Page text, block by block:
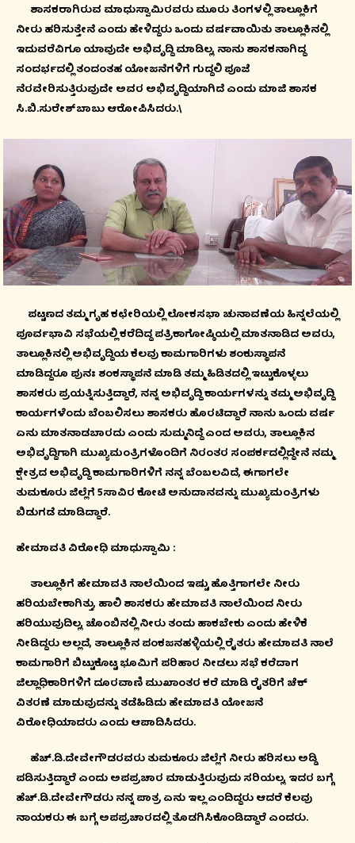
ಶಾಸಕರಾಗಿರುವ ಮಾಧುಸ್ವಾಮಿರವರು ಮೂರು ತಿಂಗಳಲ್ಲಿ ತಾಲ್ಲೂಕಿಗೆ
ನೀರು ಹರಿಸುತ್ತೇನೆ ಎಂದು ಹೇಳಿದ್ದರು ಒಂದು ವರ್ಷವಾಯಿತು ತಾಲ್ಲೂಕಿನಲ್ಲಿ
ಇದುವರೆವಿಗೂ ಯಾವುದೇ ಅಭಿವೃದ್ದಿ ಮಾಡಿಲ್ಲ, ನಾನು ಶಾಸಕನಾಗಿದ್ದ
ಸಂದರ್ಭದಲ್ಲಿ ತಂದಂತಹ ಯೋಜನೆಗಳಿಗೆ ಗುದ್ದಲಿ ಪೂಜೆ
ನೆರವೇರಿಸುತ್ತಿರುವುದೇ ಅವರ ಅಭಿವೃದ್ದಿಯಾಗಿದೆ ಎಂದು ಮಾಜಿ ಶಾಸಕ
ಸಿ.ಬಿ.ಸುರೇಶ್‍ಬಾಬು ಆರೋಪಿಸಿದರು.\
ಪಟ್ಟಣದ ತಮ್ಮ ಗೃಹ ಕಛೇರಿಯಲ್ಲಿ ಲೋಕಸಭಾ ಚುನಾವಣೆಯ ಹಿನ್ನಲೆಯಲ್ಲಿ
ಪೂರ್ವಭಾವಿ ಸಭೆಯಲ್ಲಿ ಕರೆದಿದ್ದ ಪತ್ರಿಕಾಗೋಷ್ಠಿಯಲ್ಲಿ ಮಾತನಾಡಿದ ಅವರು,
ತಾಲ್ಲೂಕಿನಲ್ಲಿ ಅಭಿವೃದ್ದಿಯ ಕೆಲವು ಕಾಮಗಾರಿಗಳು ಶಂಕುಸ್ಥಾಪನೆ
ಮಾಡಿದ್ದರೂ ಪುನಃ ಶಂಕಸ್ಥಾಪನೆ ಮಾಡಿ ತಮ್ಮ ಹಿಡಿತದಲ್ಲಿ ಇಟ್ಟುಕೊಳ್ಳಲು
ಶಾಸಕರು ಪ್ರಯತ್ನಿಸುತ್ತಿದ್ದಾರೆ, ನನ್ನ ಅಭಿವೃದ್ದಿ ಕಾರ್ಯಗಳನ್ನು ತಮ್ಮ ಅಭಿವೃದ್ದಿ
ಕಾರ್ಯಗಳೆಂದು ಬೆಂಬಲಿಸಲು ಶಾಸಕರು ಹೊರಟಿದ್ದಾರೆ ನಾನು ಒಂದು ವರ್ಷ
ಏನು ಮಾತನಾಡಬಾರದು ಎಂದು ಸುಮ್ಮನಿದ್ದೆ ಎಂದ ಅವರು, ತಾಲ್ಲೂಕಿನ
ಅಭಿವೃದ್ದಿಗಾಗಿ ಮುಖ್ಯಮಂತ್ರಿಗಳೊಂದಿಗೆ ನಿರಂತರ ಸಂಪರ್ಕದಲ್ಲಿದ್ದೇನೆ ನಮ್ಮ
ಕ್ಷೇತ್ರದ ಅಭಿವೃದ್ದಿ ಕಾಮಗಾರಿಗಳಿಗೆ ನನ್ನ ಬೆಂಬಲವಿದೆ, ಈಗಾಗಲೇ
ತುಮಕೂರು ಜಿಲ್ಲೆಗೆ 5ಸಾವಿರ ಕೋಟಿ ಅನುದಾನವನ್ನು ಮುಖ್ಯಮಂತ್ರಿಗಳು
ಬಿಡುಗಡೆ ಮಾಡಿದ್ದಾರೆ.
ಹೇಮಾವತಿ ವಿರೋಧಿ ಮಾಧುಸ್ವಾಮಿ :
ತಾಲ್ಲೂಕಿಗೆ ಹೇಮಾವತಿ ನಾಲೆಯಿಂದ ಇಷ್ಟು ಹೊತ್ತಿಗಾಗಲೇ ನೀರು
ಹರಿಯಬೇಕಾಗಿತ್ತು, ಹಾಲಿ ಶಾಸಕರು ಹೇಮಾವತಿ ನಾಲೆಯಿಂದ ನೀರು
ಹರಿಯುವುದಿಲ್ಲ, ಚೊಂಬಿನಲ್ಲಿ ನೀರು ತಂದು ಹಾಕಬೇಕು ಎಂದು ಹೇಳಿಕೆ
ನೀಡಿದ್ದರು ಅಲ್ಲದೆ, ತಾಲ್ಲೂಕಿನ ಪಂಕಜನಹಳ್ಳಿಯಲ್ಲಿ ರೈತರು ಹೇಮಾವತಿ ನಾಲೆ
ಕಾಮಗಾರಿಗೆ ಬಿಟ್ಟುಕೊಟ್ಟ ಭೂಮಿಗೆ ಪರಿಹಾರ ನೀಡಲು ಸಭೆ ಕರೆದಾಗ
ಜಿಲ್ಲಾಧಿಕಾರಿಗಳಿಗೆ ದೂರವಾಣಿ ಮುಖಾಂತರ ಕರೆ ಮಾಡಿ ರೈತರಿಗೆ ಚೆಕ್
ವಿತರಣೆ ಮಾಡುವುದನ್ನು ತಡೆಹಿಡಿದು ಹೇಮಾವತಿ ಯೋಜನೆ
ವಿರೋಧಿಯಾದರು ಎಂದು ಆಪಾದಿಸಿದರು.
ಹೆಚ್.ಡಿ.ದೇವೇಗೌಡರವರು ತುಮಕೂರು ಜಿಲ್ಲೆಗೆ ನೀರು ಹರಿಸಲು ಅಡ್ಡಿ
ಪಡಿಸುತ್ತಿದ್ದಾರೆ ಎಂದು ಅಪಪ್ರಚಾರ ಮಾಡುತ್ತಿರುವುದು ಸರಿಯಲ್ಲ, ಇದರ ಬಗ್ಗೆ
ಹೆಚ್.ಡಿ.ದೇವೇಗೌಡರು ನನ್ನ ಪಾತ್ರ ಏನು ಇಲ್ಲ ಎಂದಿದ್ದರು ಆದರೆ ಕೆಲವು
ನಾಯಕರು ಈ ಬಗ್ಗೆ ಅಪಪ್ರಚಾರದಲ್ಲಿ ತೊಡಗಿಸಿಕೊಂಡಿದ್ದಾರೆ ಎಂದರು.